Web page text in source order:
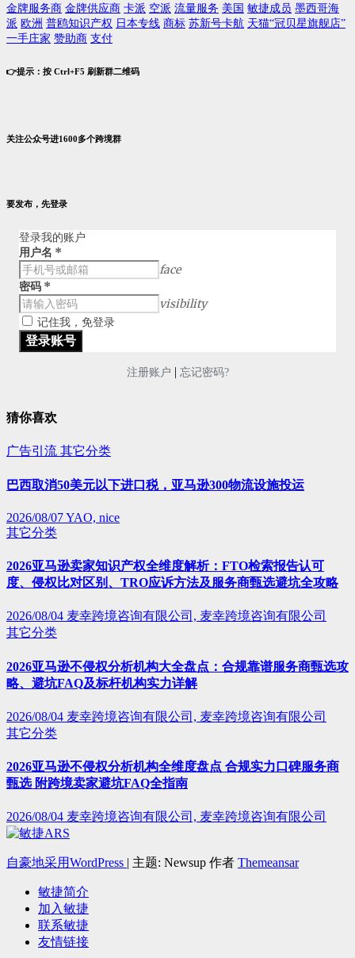
金牌服务商 金牌供应商 卡派 空派 流量服务 美国 敏捷成员 墨西哥海
派 欧洲 普鸥知识产权 日本专线 商标 苏新号卡航 天猫“冠贝星旗舰店”
一手庄家 赞助商 支付
👉提示：按 Ctrl+F5 刷新群二维码
关注公众号进1600多个跨境群
要发布，先登录
登录我的账户
用户名 *
face
密码 *
visibility
记住我，免登录
注册账户 | 忘记密码?
猜你喜欢
广告引流 其它分类
巴西取消50美元以下进口税，亚马逊300物流设施投运
2026/08/07YAO, nice
其它分类
2026亚马逊卖家知识产权全维度解析：FTO检索报告认可
度、侵权比对区别、TRO应诉方法及服务商甄选避坑全攻略
2026/08/04 麦幸跨境咨询有限公司, 麦幸跨境咨询有限公司
其它分类
2026亚马逊不侵权分析机构大全盘点：合规靠谱服务商甄选攻
略、避坑FAQ及标杆机构实力详解
2026/08/04 麦幸跨境咨询有限公司, 麦幸跨境咨询有限公司
其它分类
2026亚马逊不侵权分析机构全维度盘点 合规实力口碑服务商
甄选 附跨境卖家避坑FAQ全指南
2026/08/04 麦幸跨境咨询有限公司, 麦幸跨境咨询有限公司
自豪地采用WordPress | 主题: Newsup 作者 Themeansar
敏捷简介
加入敏捷
联系敏捷
友情链接